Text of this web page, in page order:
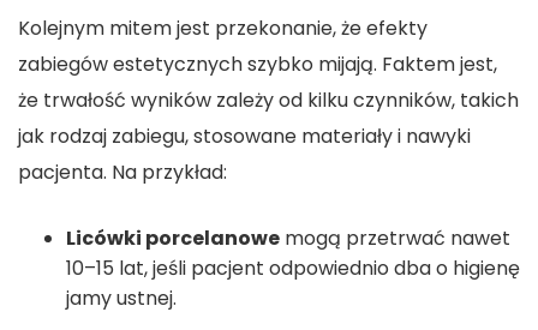
Kolejnym mitem jest przekonanie, że efekty
zabiegów estetycznych szybko mijają. Faktem jest,
że trwałość wyników zależy od kilku czynników, takich
jak rodzaj zabiegu, stosowane materiały i nawyki
pacjenta. Na przykład:
Licówki porcelanowe mogą przetrwać nawet
10–15 lat, jeśli pacjent odpowiednio dba o higienę
jamy ustnej.